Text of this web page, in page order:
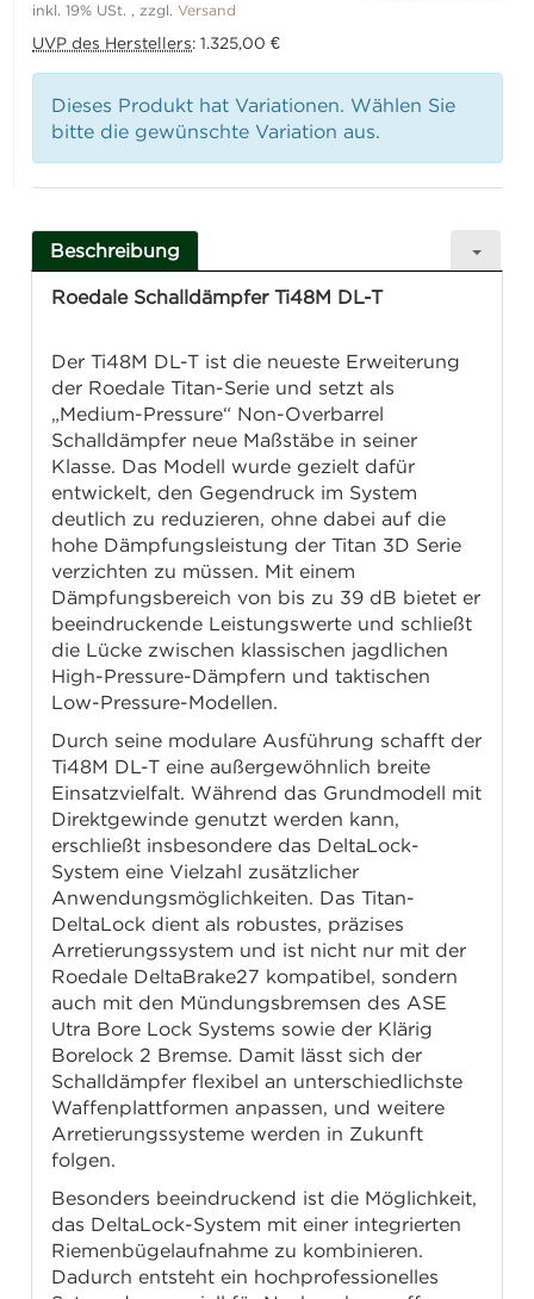
inkl. 19% USt. , zzgl.Versand
UVP des Herstellers:1.325,00 €
Dieses Produkt hat Variationen. Wählen Sie
bitte die gewünschte Variation aus.
Beschreibung
Roedale Schalldämpfer Ti48M DL-T
Der Ti48M DL-T ist die neueste Erweiterung
der Roedale Titan-Serie und setzt als
„Medium-Pressure“ Non-Overbarrel
Schalldämpfer neue Maßstäbe in seiner
Klasse. Das Modell wurde gezielt dafür
entwickelt, den Gegendruck im System
deutlich zu reduzieren, ohne dabei auf die
hohe Dämpfungsleistung der Titan 3D Serie
verzichten zu müssen. Mit einem
Dämpfungsbereich von bis zu 39 dB bietet er
beeindruckende Leistungswerte und schließt
die Lücke zwischen klassischen jagdlichen
High-Pressure-Dämpfern und taktischen
Low-Pressure-Modellen.
Durch seine modulare Ausführung schafft der
Ti48M DL-T eine außergewöhnlich breite
Einsatzvielfalt. Während das Grundmodell mit
Direktgewinde genutzt werden kann,
erschließt insbesondere das DeltaLock-
System eine Vielzahl zusätzlicher
Anwendungsmöglichkeiten. Das Titan-
DeltaLock dient als robustes, präzises
Arretierungssystem und ist nicht nur mit der
Roedale DeltaBrake27 kompatibel, sondern
auch mit den Mündungsbremsen des ASE
Utra Bore Lock Systems sowie der Klärig
Borelock 2 Bremse. Damit lässt sich der
Schalldämpfer flexibel an unterschiedlichste
Waffenplattformen anpassen, und weitere
Arretierungssysteme werden in Zukunft
folgen.
Besonders beeindruckend ist die Möglichkeit,
das DeltaLock-System mit einer integrierten
Riemenbügelaufnahme zu kombinieren.
Dadurch entsteht ein hochprofessionelles